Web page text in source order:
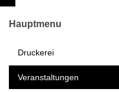
Hauptmenu
Druckerei
Veranstaltungen